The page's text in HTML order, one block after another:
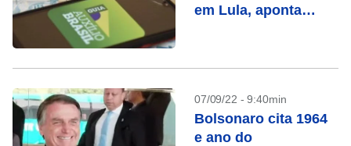
em Lula, aponta
07/09/22 - 9:40min
Bolsonaro cita 1964
e ano do